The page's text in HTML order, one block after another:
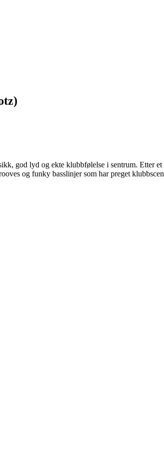
god lyd og ekte klubbfølelse i sentrum. Etter
og funky basslinjer som har preget